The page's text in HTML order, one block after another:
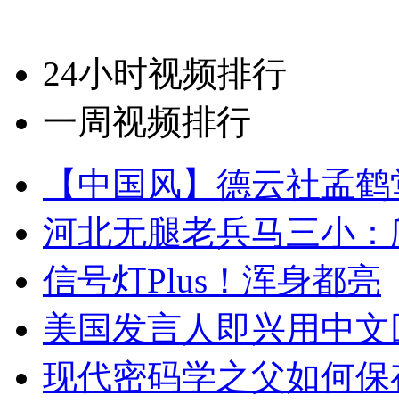
24小时视频排行
一周视频排行
【中国风】德云社孟
河北无腿老兵马三小
信号灯Plus！浑身都亮
美国发言人即兴用中
现代密码学之父如何